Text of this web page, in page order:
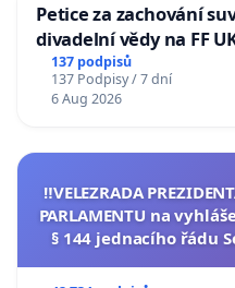
Petice za zachování
divadelní vědy na FF
137 podpisů
137 Podpisy / 7 dní
6 Aug 2026
‼️VELEZRADA
PARLAMENTU na
§ 144 jednacího řádu